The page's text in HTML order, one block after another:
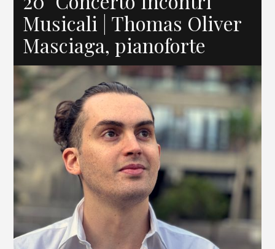
Musicali | Thomas Oliver
Masciaga, pianoforte